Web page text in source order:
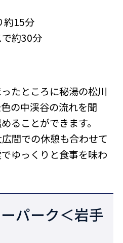
約15分
約30分
たところに秘湯の松川
の中渓谷の流れを聞
ることができます。
間での休憩も合わせて
ゆっくりと食事を味わ
パーク＜岩手